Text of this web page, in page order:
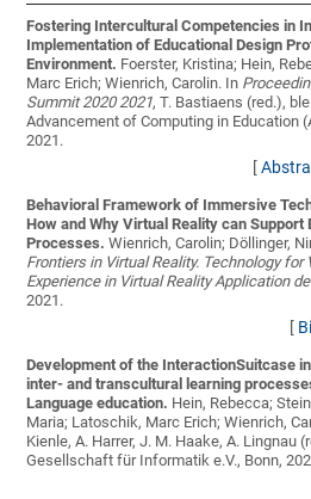
Fostering Intercultural Competencies in
Implementation of Educational Design
Environment. Foerster, Kristina; Hein,
Marc Erich; Wienrich, Carolin. In
Summit 2020 2021, T. Bastiaens (red.),
Advancement of Computing in Education
2021.
[
Behavioral Framework of Immersive
How and Why Virtual Reality can Support
Processes. Wienrich, Carolin; Döllinger,
Frontiers in Virtual Reality. Technology for
Experience in Virtual Reality Application
2021.
[
Development of the InteractionSuitcase
inter- and transcultural learning
Language education. Hein, Rebecca;
Maria; Latoschik, Marc Erich; Wienrich,
Kienle, A. Harrer, J. M. Haake, A. Lingnau
Gesellschaft für Informatik e.V., Bonn,